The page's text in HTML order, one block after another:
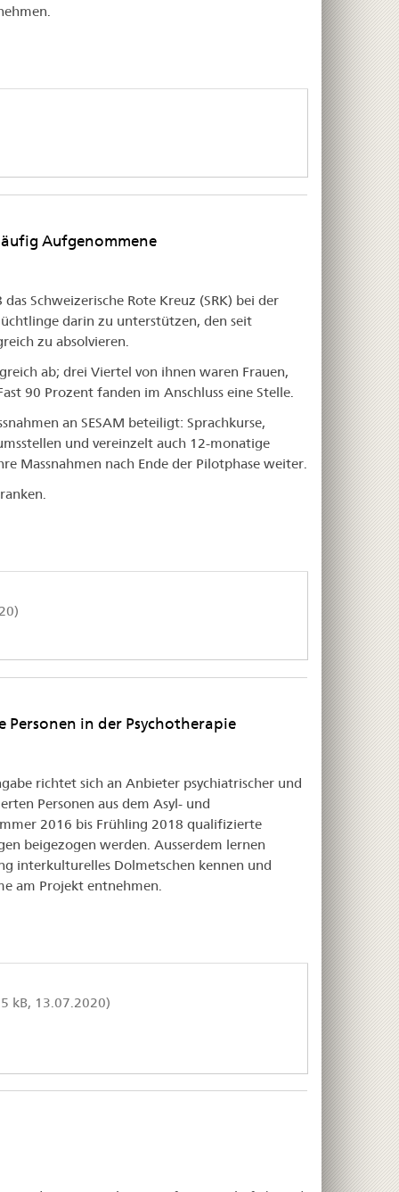
Aufgenommene
Schweizerische Rote Kreuz (SRK) bei der
darin zu unterstützen, den seit
zu absolvieren.
ab; drei Viertel von ihnen waren Frauen,
90 Prozent fanden im Anschluss eine Stelle.
an SESAM beteiligt: Sprachkurse,
und vereinzelt auch 12-monatige
Massnahmen nach Ende der Pilotphase weiter.
in der Psychotherapie
richtet sich an Anbieter psychiatrischer und
Personen aus dem Asyl- und
2016 bis Frühling 2018 qualifizierte
beigezogen werden. Ausserdem lernen
interkulturelles Dolmetschen kennen und
am Projekt entnehmen.
kB, 13.07.2020)